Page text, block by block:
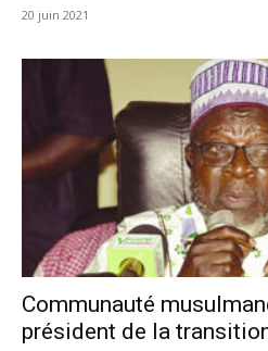
20 juin 2021
Communauté
président de la